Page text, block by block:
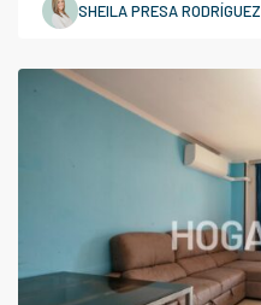
SHEILA PRESA RODRÍGUEZ